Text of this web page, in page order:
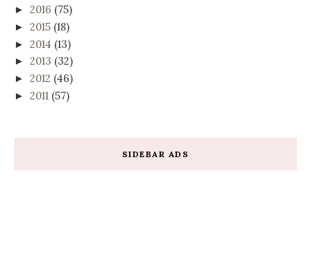
► 2016 (75)
► 2015 (18)
► 2014 (13)
► 2013 (32)
► 2012 (46)
► 2011 (57)
SIDEBAR ADS